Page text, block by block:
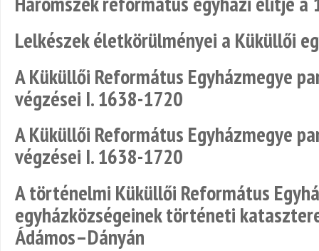
Lelkészek életkörülményei a Küküllői
A Küküllői Református Egyházmegye
végzései I. 1638-1720
A Küküllői Református Egyházmegye
végzései I. 1638-1720
A történelmi Küküllői Református
egyházközségeinek történeti
Ádámos–Dányán